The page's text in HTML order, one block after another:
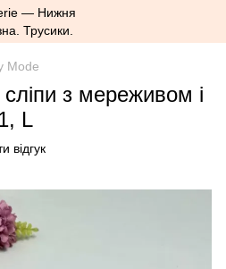
Mode
з мереживом і
L
відгук